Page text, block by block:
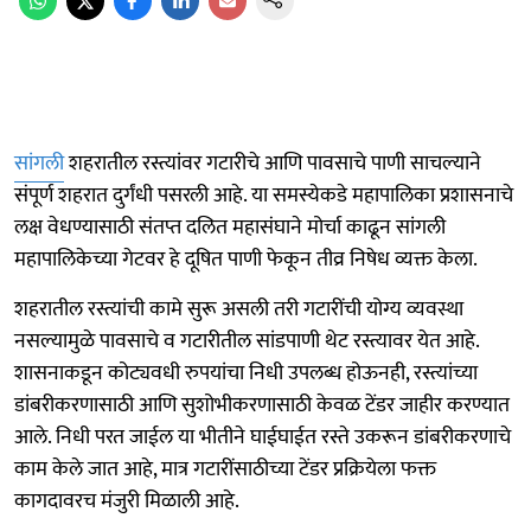
सांगलीशहरातील रस्त्यांवर गटारीचे आणि पावसाचे पाणी साचल्याने
संपूर्ण शहरात दुर्गंधी पसरली आहे. या समस्येकडे महापालिका प्रशासनाचे
लक्ष वेधण्यासाठी संतप्त दलित महासंघाने मोर्चा काढून सांगली
महापालिकेच्या गेटवर हे दूषित पाणी फेकून तीव्र निषेध व्यक्त केला.
शहरातील रस्त्यांची कामे सुरू असली तरी गटारींची योग्य व्यवस्था
नसल्यामुळे पावसाचे व गटारीतील सांडपाणी थेट रस्त्यावर येत आहे.
शासनाकडून कोट्यवधी रुपयांचा निधी उपलब्ध होऊनही, रस्त्यांच्या
डांबरीकरणासाठी आणि सुशोभीकरणासाठी केवळ टेंडर जाहीर करण्यात
आले. निधी परत जाईल या भीतीने घाईघाईत रस्ते उकरून डांबरीकरणाचे
काम केले जात आहे, मात्र गटारींसाठीच्या टेंडर प्रक्रियेला फक्त
कागदावरच मंजुरी मिळाली आहे.